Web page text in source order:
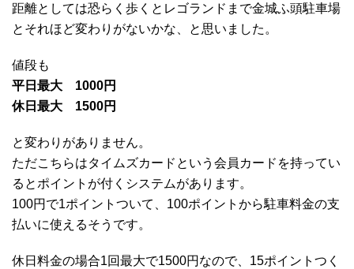
距離としては恐らく歩くとレゴランドまで金城ふ頭駐車場
とそれほど変わりがないかな、と思いました。
値段も
平日最大 1000円
休日最大 1500円
と変わりがありません。
ただこちらはタイムズカードという会員カードを持ってい
るとポイントが付くシステムがあります。
100円で1ポイントついて、100ポイントから駐車料金の支
払いに使えるそうです。
休日料金の場合1回最大で1500円なので、15ポイントつく